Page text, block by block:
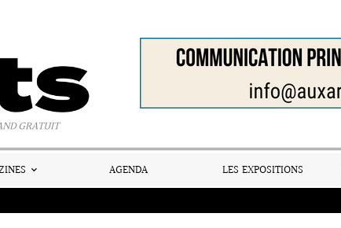
GRATUIT
AGENDA LES EXPOSITIONS